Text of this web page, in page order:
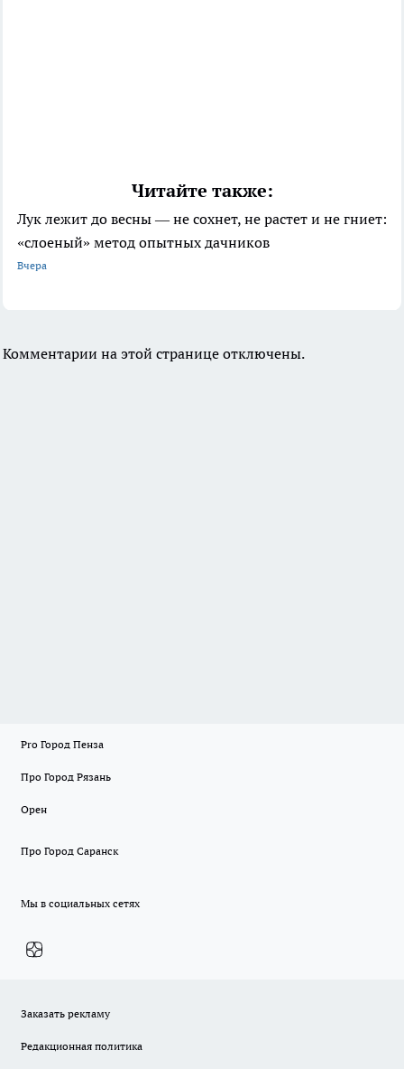
Читайте также:
Лук лежит до весны — не сохнет, не растет и не гниет:
«слоеный» метод опытных дачников
Вчера
Комментарии на этой странице отключены.
Pro Город Пенза
Про Город Рязань
Орен
Про Город Саранск
Мы в социальных сетях
Заказать рекламу
Редакционная политика